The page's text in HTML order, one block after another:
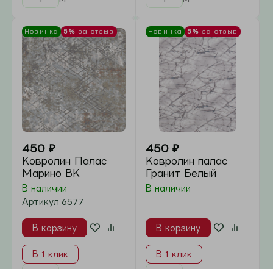
450 ₽
Ковролин палас
Визави
В наличии
В корзину
В 1 клик
м²
450 ₽
Ковролин палас
Огонек Бежевый
В наличии
В корзину
м²
Новинка 5% Новинка 5%